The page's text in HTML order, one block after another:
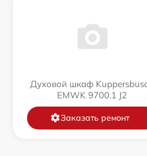
Духовой шкаф
EMWK 9700.1 J2
Заказать ремонт